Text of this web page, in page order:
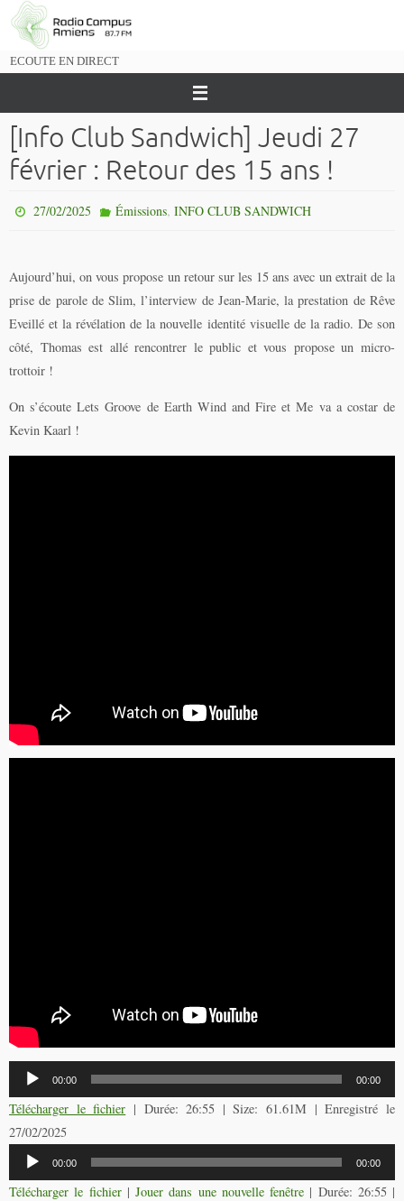
Passer
vers
ECOUTE EN DIRECT
[Info Club Sandwich] Jeudi 27
février : Retour des 15 ans !
27/02/2025 Émissions, INFO CLUB SANDWICH
Aujourd’hui, on vous propose un retour sur les 15 ans avec un extrait de la
prise de parole de Slim, l’interview de Jean-Marie, la prestation de Rêve
Eveillé et la révélation de la nouvelle identité visuelle de la radio. De son
côté, Thomas est allé rencontrer le public et vous propose un micro-
trottoir !
On s’écoute Lets Groove de Earth Wind and Fire et Me va a costar de
Kevin Kaarl !
Lecteur
audio
00:00 00:00
Télécharger le fichier | Durée: 26:55 | Size: 61.61M | Enregistré le
27/02/2025
Lecteur
audio
00:00 00:00
Télécharger le fichier| Jouer dans une nouvelle fenêtre | Durée: 26:55|